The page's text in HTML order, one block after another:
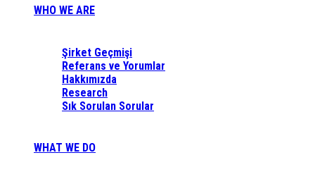
WHO WE ARE
Şirket Geçmişi
Referans ve Yorumlar
Hakkımızda
Research
Sık Sorulan Sorular
WHAT WE DO